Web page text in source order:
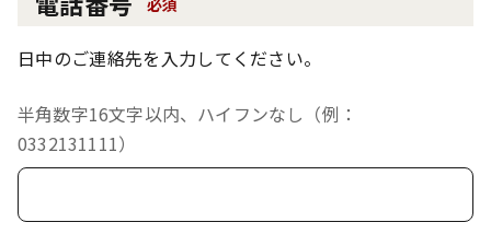
必須
日中のご連絡先を入力してください。
半角数字16文字以内、ハイフンなし（例：
0332131111）